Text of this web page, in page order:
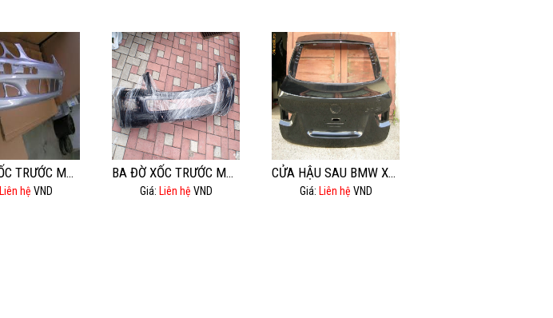
BA ĐỜ XỐC TRƯỚC MEC E280.
Liên hệ VND
BA ĐỜ XỐC TRƯỚC MÉC GL500,GL550.
Giá: Liên hệ VND
CỬA HẬU SAU BMW X6 E71 ĐỜI 2008.
Giá: Liên hệ VND